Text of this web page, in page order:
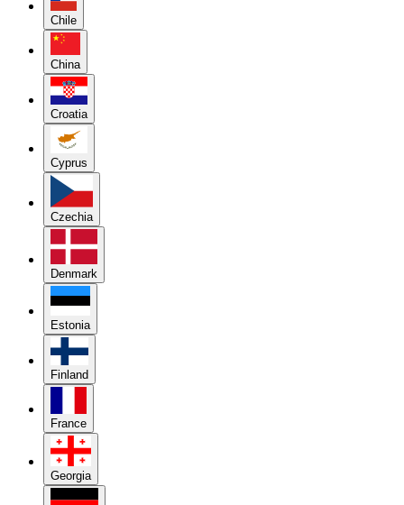
Chile
China
Croatia
Cyprus
Czechia
Denmark
Estonia
Finland
France
Georgia